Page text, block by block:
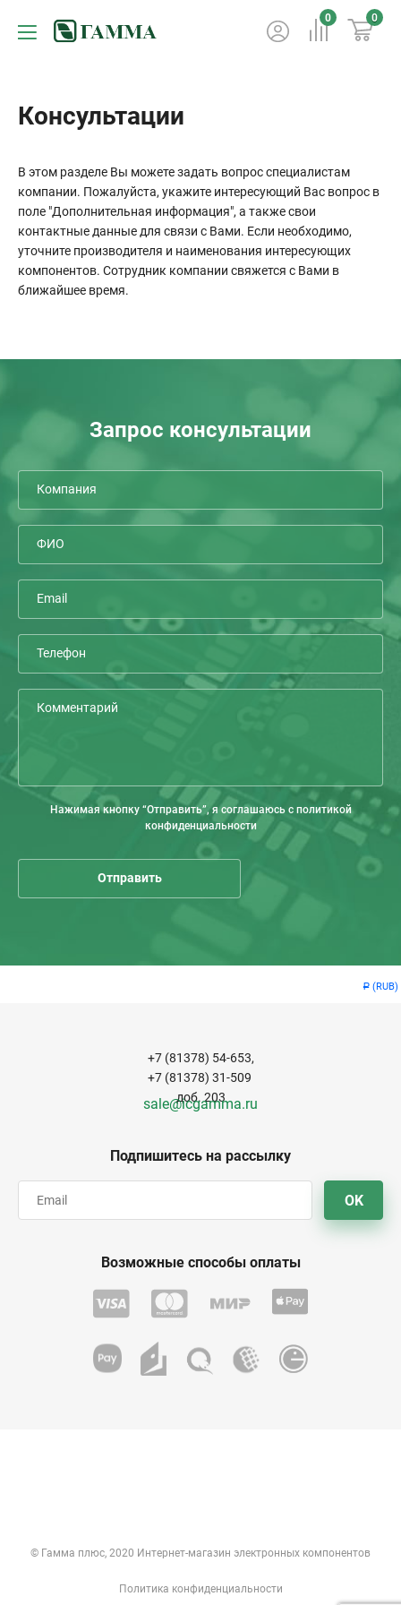
Р (RUB)
0 0
Консультации
В этом разделе Вы можете задать вопрос специалистам
компании. Пожалуйста, укажите интересующий Вас вопрос в
поле "Дополнительная информация", а также свои
контактные данные для связи с Вами. Если необходимо,
уточните производителя и наименования интересующих
компонентов. Сотрудник компании свяжется с Вами в
ближайшее время.
Запрос консультации
Нажимая кнопку “Отправить”, я соглашаюсь с политикой
конфиденциальности
Подпишитесь на рассылку
OK
+7 (81378) 54-653,
+7 (81378) 31-509
доб. 203
sale@icgamma.ru
Возможные способы оплаты
© Гамма плюс, 2020 Интернет-магазин электронных компонентов
Политика конфиденциальности